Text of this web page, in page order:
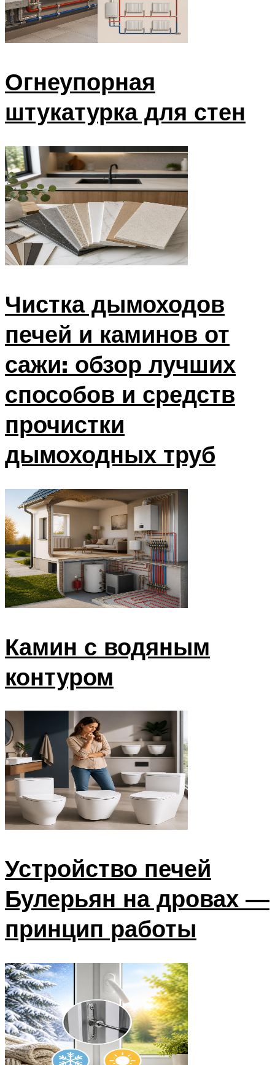
Огнеупорная
штукатурка для стен
Чистка дымоходов
печей и каминов от
сажи: обзор лучших
способов и средств
прочистки
дымоходных труб
Камин с водяным
контуром
Устройство печей
Булерьян на дровах —
принцип работы